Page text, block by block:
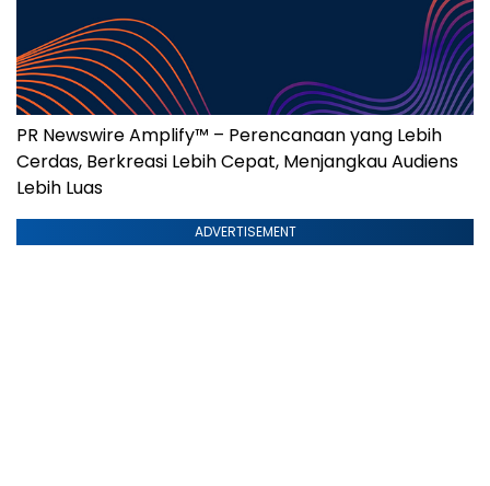
PR Newswire Amplify™ – Perencanaan yang Lebih
Cerdas, Berkreasi Lebih Cepat, Menjangkau Audiens
Lebih Luas
ADVERTISEMENT